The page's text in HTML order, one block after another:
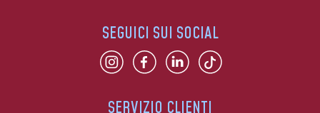
SERVIZIO CLIENTI
SEGUICI SUI SOCIAL